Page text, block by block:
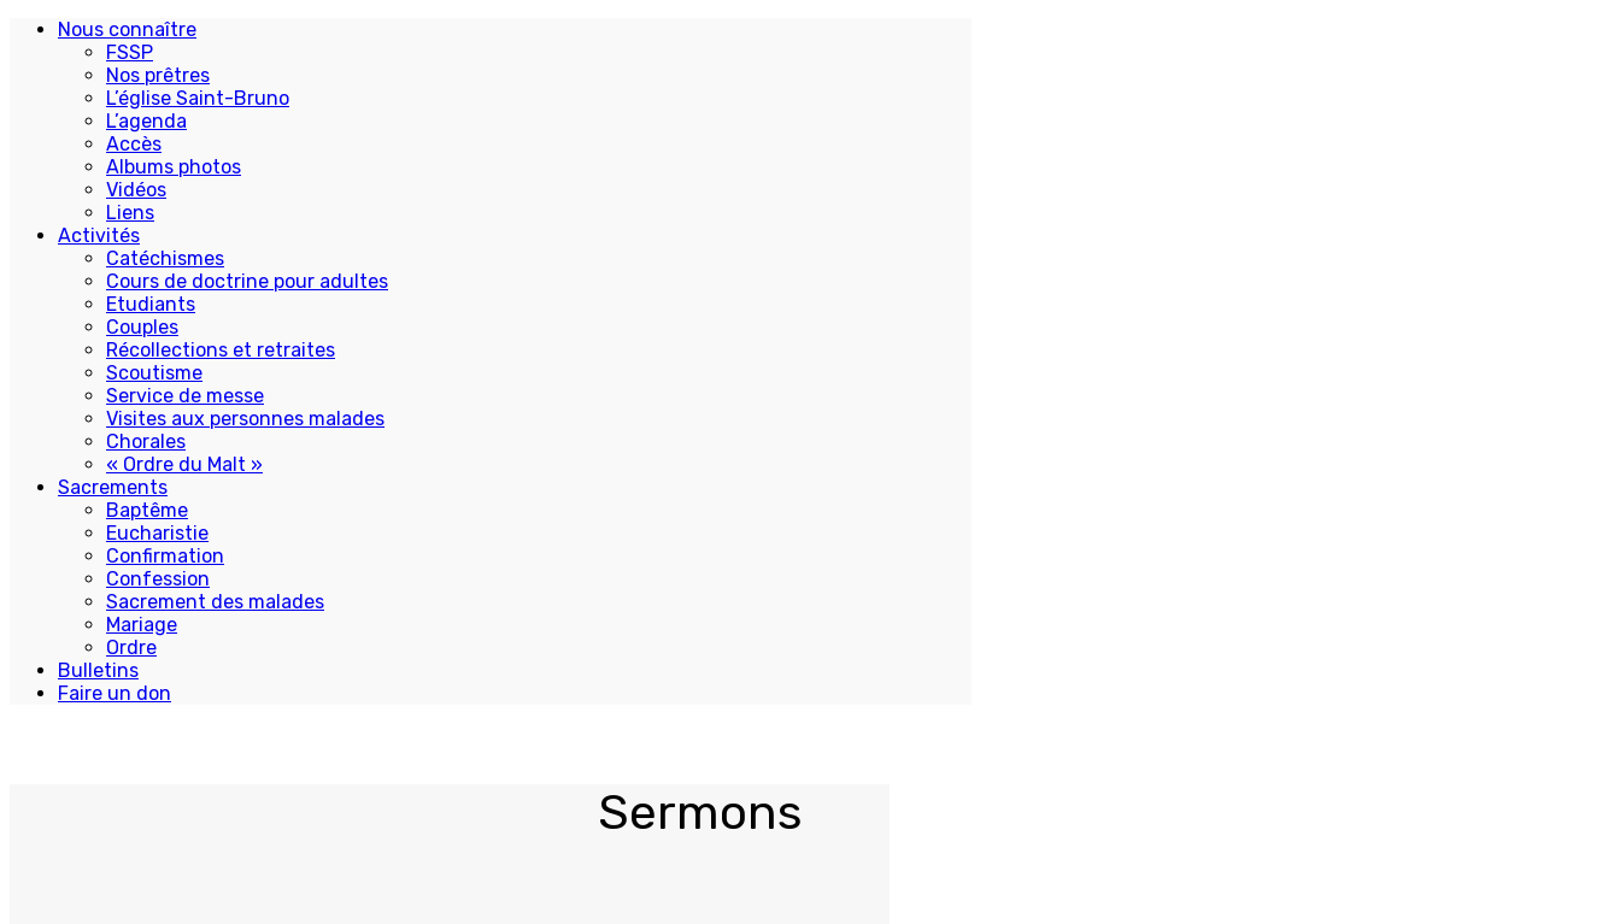
Nous connaître
FSSP
Nos prêtres
L’église Saint-Bruno
L’agenda
Accès
Albums photos
Vidéos
Liens
Activités
Catéchismes
Cours de doctrine pour adultes
Etudiants
Couples
Récollections et retraites
Scoutisme
Service de messe
Visites aux personnes malades
Chorales
« Ordre du Malt »
Sacrements
Baptême
Eucharistie
Confirmation
Confession
Sacrement des malades
Mariage
Ordre
Bulletins
Faire un don
Sermons